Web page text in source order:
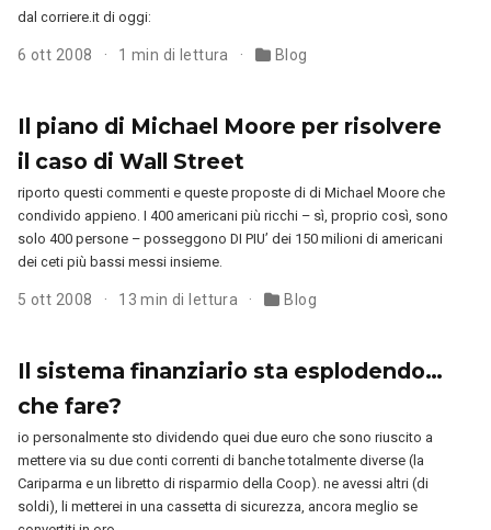
dal corriere.it di oggi:
6 ott 2008 1 min di lettura Blog
Il piano di Michael Moore per risolvere
il caso di Wall Street
riporto questi commenti e queste proposte di di Michael Moore che
condivido appieno. I 400 americani più ricchi – sì, proprio così, sono
solo 400 persone – posseggono DI PIU’ dei 150 milioni di americani
dei ceti più bassi messi insieme.
5 ott 2008 13 min di lettura Blog
Il sistema finanziario sta esplodendo…
che fare?
io personalmente sto dividendo quei due euro che sono riuscito a
mettere via su due conti correnti di banche totalmente diverse (la
Cariparma e un libretto di risparmio della Coop). ne avessi altri (di
soldi), li metterei in una cassetta di sicurezza, ancora meglio se